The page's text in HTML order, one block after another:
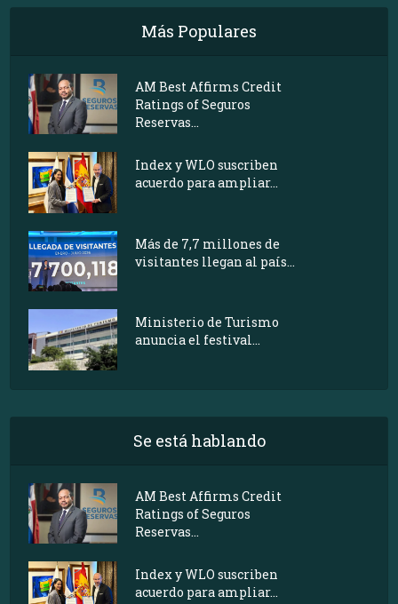
Más Populares
AM Best Affirms Credit
Ratings of Seguros
Reservas...
Index y WLO suscriben
acuerdo para ampliar...
Más de 7,7 millones de
visitantes llegan al país...
Ministerio de Turismo
anuncia el festival...
Se está hablando
AM Best Affirms Credit
Ratings of Seguros
Reservas...
Index y WLO suscriben
acuerdo para ampliar...